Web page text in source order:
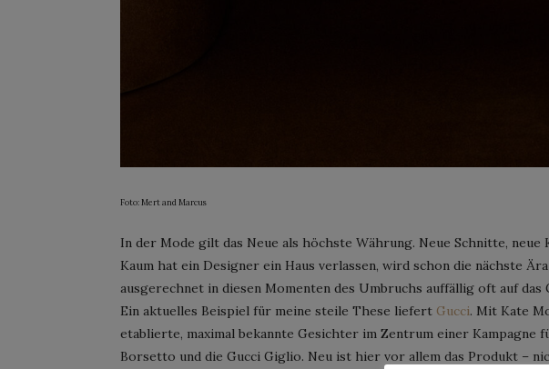
Foto: Mert and Marcus
In der Mode gilt das Neue als höchste Währung. Neue Schnitte,
Kaum hat ein Designer ein Haus verlassen, wird schon die nächste
ausgerechnet in diesen Momenten des Umbruchs auffällig oft auf
Ein aktuelles Beispiel für meine steile These liefert Gucci. Mit Kate
etablierte, maximal bekannte Gesichter im Zentrum einer Kampagne
Borsetto und die Gucci Giglio. Neu ist hier vor allem das Produkt –